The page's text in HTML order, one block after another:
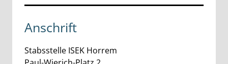
Anschrift
Stabsstelle ISEK Horrem